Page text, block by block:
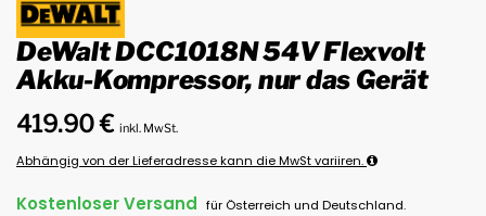
DeWalt DCC1018N 54V Flexvolt
Akku-Kompressor, nur das Gerät
419.90€ inkl. MwSt.
Abhängig von der Lieferadresse kann die MwSt variiren.
Kostenloser Versand für Österreich und Deutschland.